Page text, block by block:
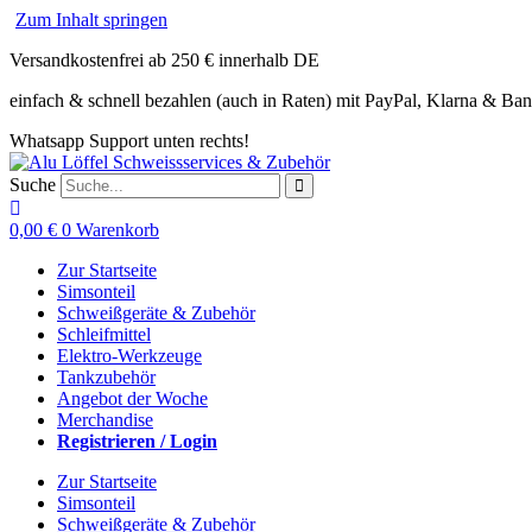
Zum Inhalt springen
Versandkostenfrei ab 250 € innerhalb DE
einfach & schnell bezahlen (auch in Raten) mit PayPal, Klarna &
Whatsapp Support unten rechts!
Suche
0,00 € 0 Warenkorb
Zur Startseite
Simsonteil
Schweißgeräte & Zubehör
Schleifmittel
Elektro-Werkzeuge
Tankzubehör
Angebot der Woche
Merchandise
Registrieren / Login
Zur Startseite
Simsonteil
Schweißgeräte & Zubehör